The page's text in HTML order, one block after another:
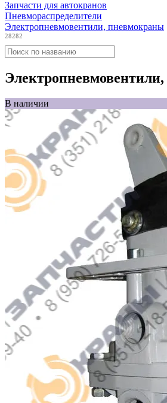
Запчасти для автокранов
Пневмораспределители
Электропневмовентили, пневмокраны
28282
В наличии